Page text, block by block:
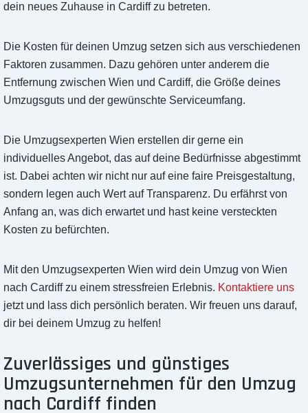
dein neues Zuhause in Cardiff zu betreten.
Die Kosten für deinen Umzug setzen sich aus verschiedenen
Faktoren zusammen. Dazu gehören unter anderem die
Entfernung zwischen Wien und Cardiff, die Größe deines
Umzugsguts und der gewünschte Serviceumfang.
Die Umzugsexperten Wien erstellen dir gerne ein
individuelles Angebot, das auf deine Bedürfnisse abgestimmt
ist. Dabei achten wir nicht nur auf eine faire Preisgestaltung,
sondern legen auch Wert auf Transparenz. Du erfährst von
Anfang an, was dich erwartet und hast keine versteckten
Kosten zu befürchten.
Mit den Umzugsexperten Wien wird dein Umzug von Wien
nach Cardiff zu einem stressfreien Erlebnis. Kontaktiere uns
jetzt und lass dich persönlich beraten. Wir freuen uns darauf,
dir bei deinem Umzug zu helfen!
Zuverlässiges und günstiges
Umzugsunternehmen für den Umzug
nach Cardiff finden